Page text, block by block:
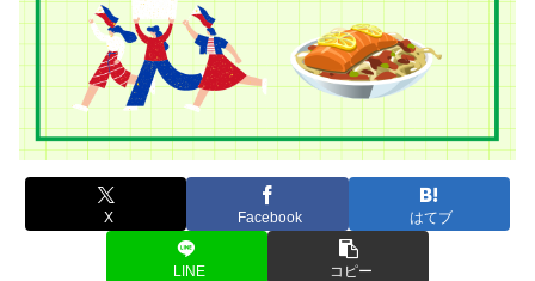
X Facebook はてブ
LINE コピー